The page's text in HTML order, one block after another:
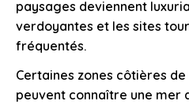
paysages deviennent
verdoyantes et les sites
fréquentés.
Certaines zones côtières de
peuvent connaître une mer